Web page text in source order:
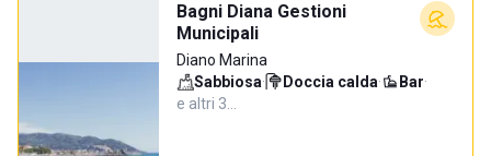
Bagni Diana Gestioni
Municipali
Diano Marina
Sabbiosa· Doccia calda· Bar·
e altri 3…